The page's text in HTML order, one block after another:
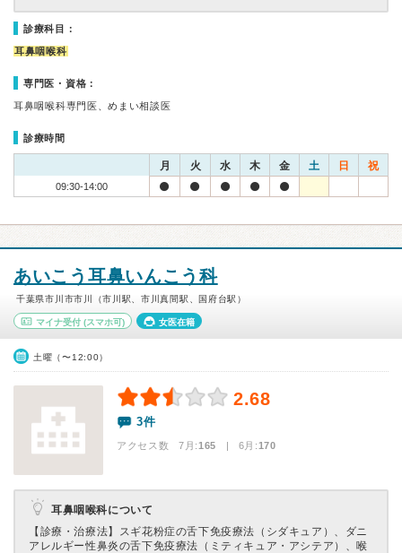
診療科目：
耳鼻咽喉科
専門医・資格：
耳鼻咽喉科専門医、めまい相談医
診療時間
月 火 水 木 金 土 日 祝
09:30-14:00
あいこう耳鼻いんこう科
千葉県市川市市川（市川駅、市川真間駅、国府台駅）
マイナ受付 (スマホ可) 女医在籍
土曜（〜12:00）
2.68
3件
アクセス数 7月:165 | 6月:170
耳鼻咽喉科について
【診療・治療法】 スギ花粉症の舌下免疫療法（シダキュア）、ダニ
アレルギー性鼻炎の舌下免疫療法（ミティキュア・アシテア）、喉